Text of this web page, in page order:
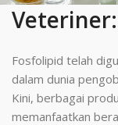
Fosfolipid telah
dalam dunia
Kini, berbagai
memanfaatkan